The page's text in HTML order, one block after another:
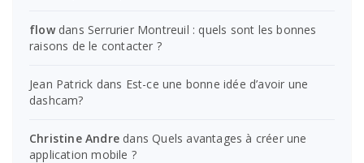
flowdans Serrurier Montreuil : quels sont les bonnes
raisons de le contacter ?
Jean Patrick dans Est-ce une bonne idée d’avoir une
dashcam?
Christine Andre dansQuels avantages à créer une
application mobile ?